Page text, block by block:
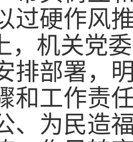
过硬作风
，机关党
排部署，
和工作责
、为民造